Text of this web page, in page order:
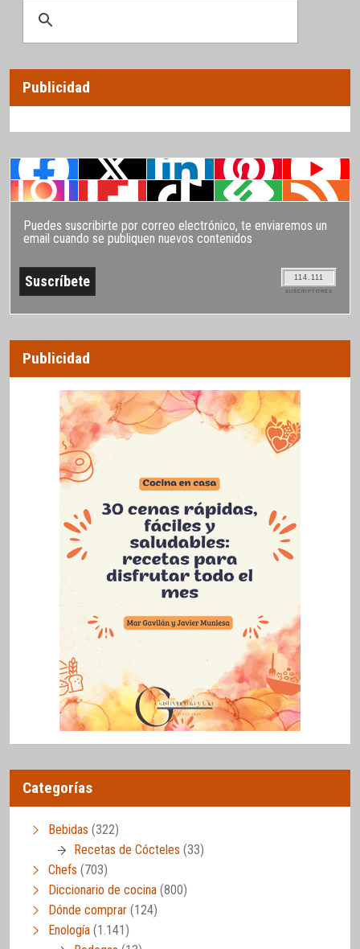
Publicidad
Puedes suscribirte por correo electrónico, te enviaremos un
email cuando se publiquen nuevos contenidos
114.111
SUSCRIPTORES
Publicidad
Categorías
Bebidas (322)
Recetas de Cócteles (33)
Chefs (703)
Diccionario de cocina (800)
Dónde comprar (124)
Enología (1.141)